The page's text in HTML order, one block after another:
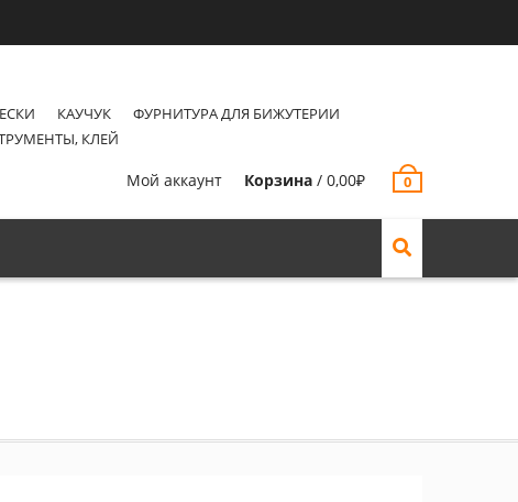
КАУЧУК
ФУРНИТУРА ДЛЯ БИЖУТЕРИИ
КЛЕЙ
Мой аккаунт Корзина / 0,00₽ 0